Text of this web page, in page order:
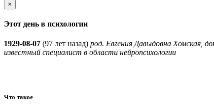
×
Этот день в психологии
1929-08-07 (97 лет назад) род. Евгения Давыдовна Хомская,
известный специалист в области нейропсихологии
Что такое